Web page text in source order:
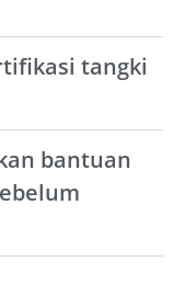
tangki
bantuan